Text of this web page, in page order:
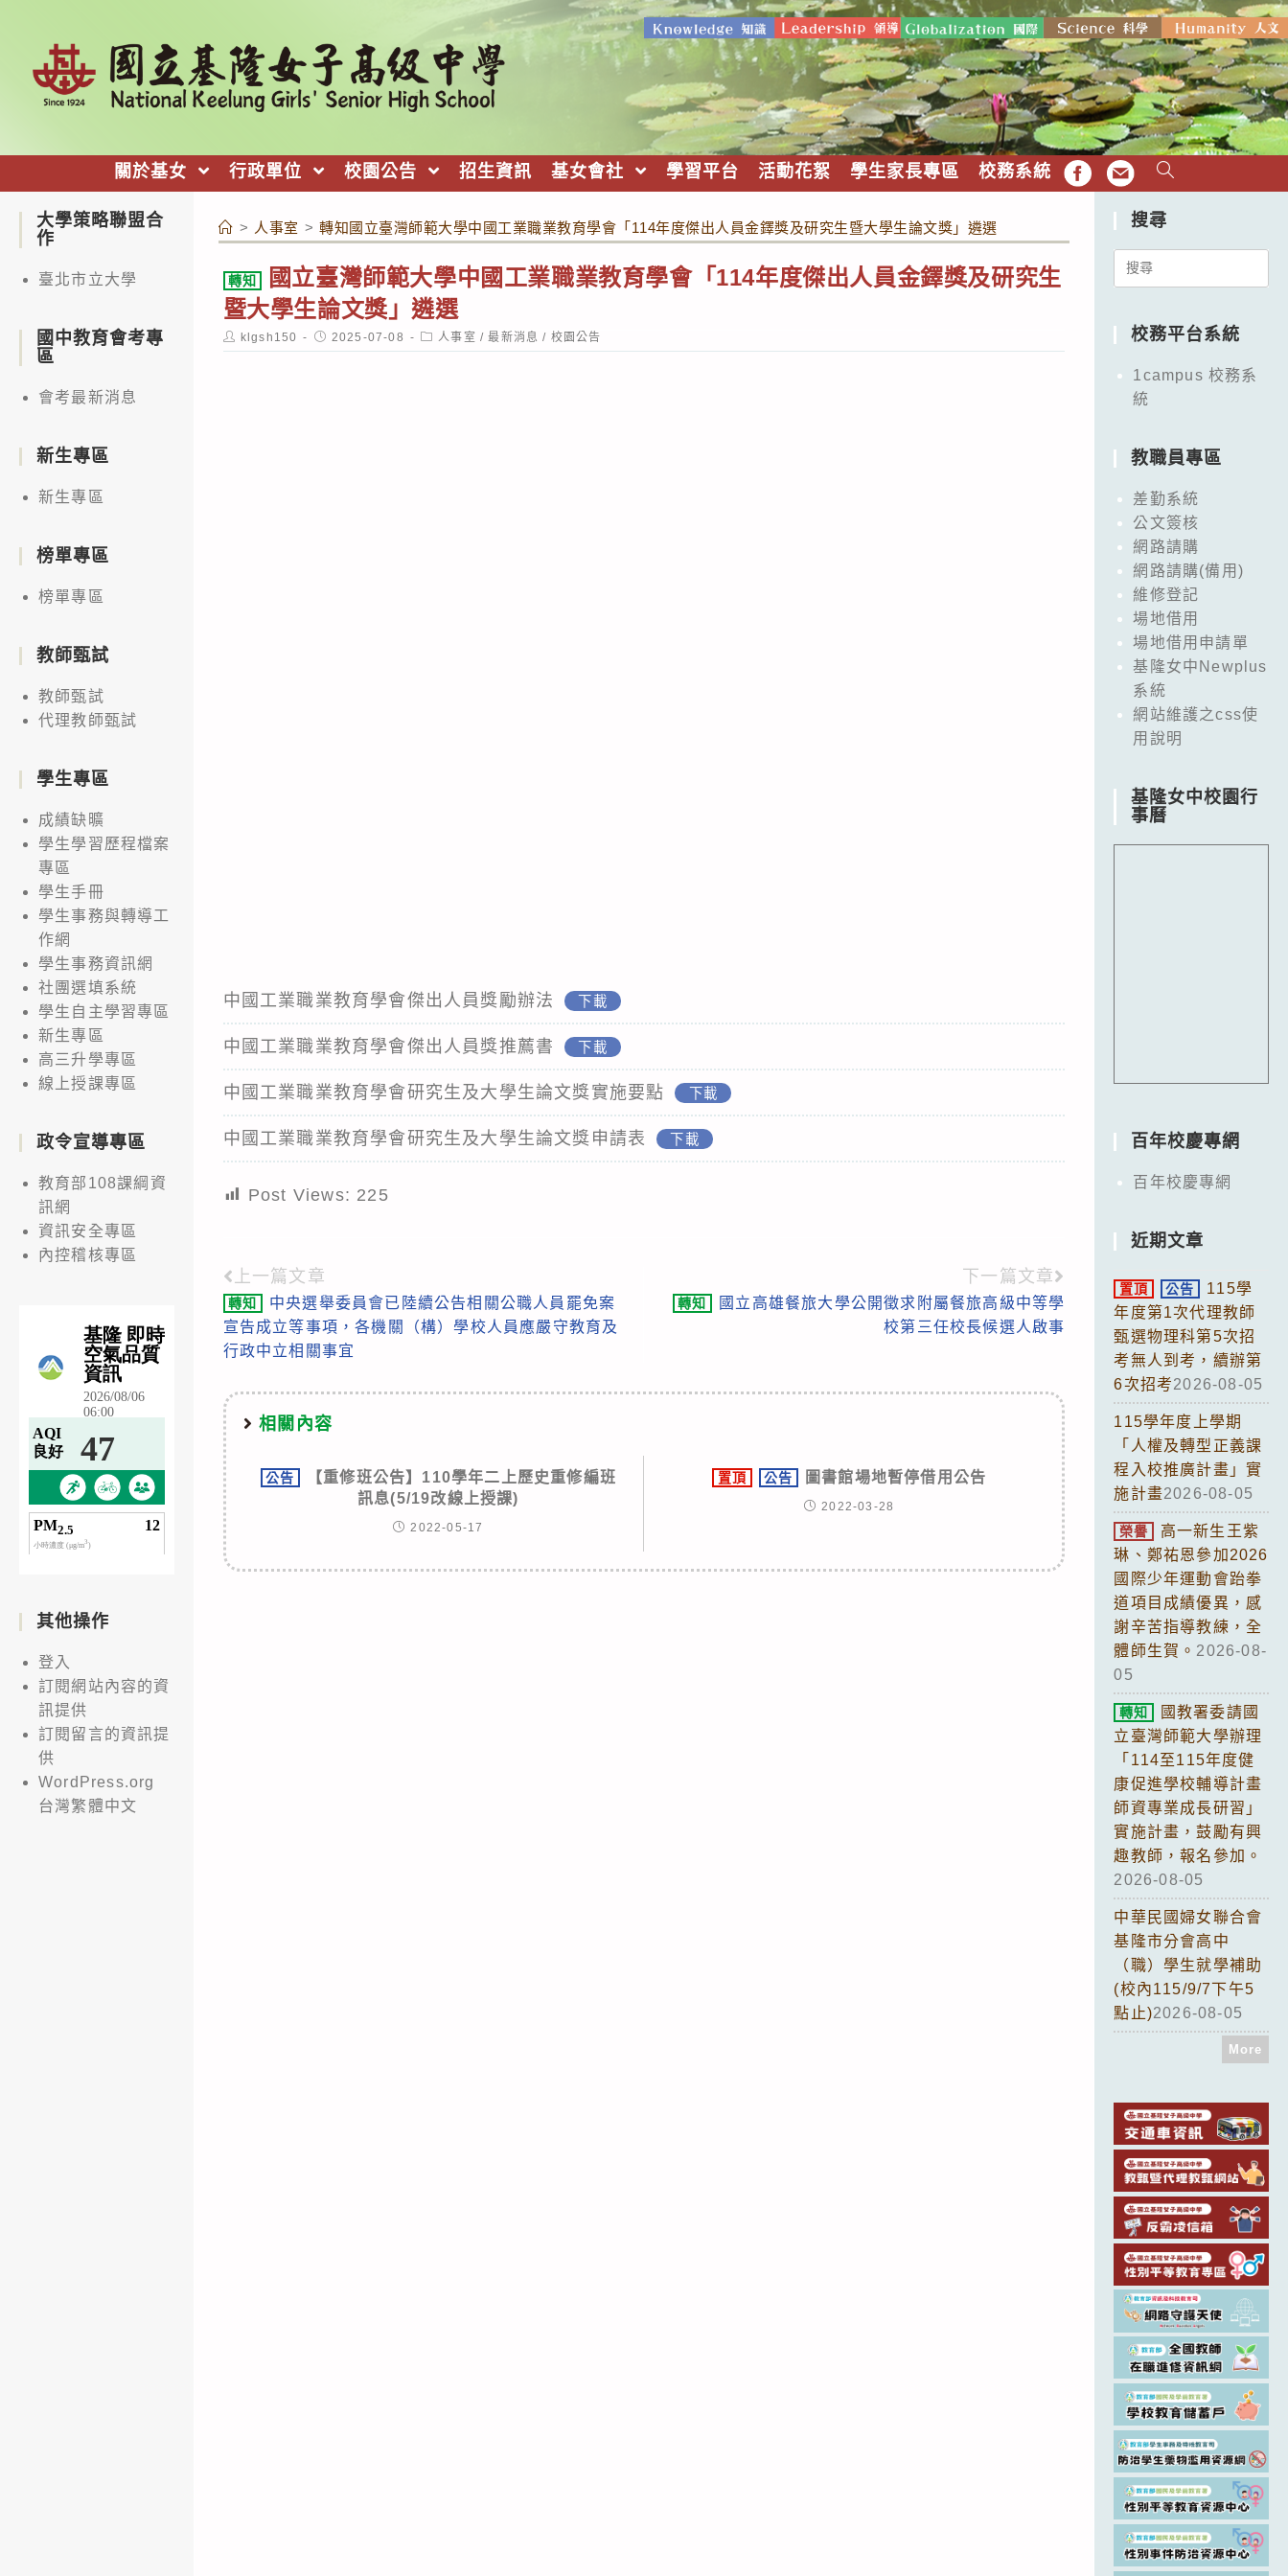
關於基女 行政單位 校園公告 招生資訊 基女會社 學習平台 活動花絮 學生家長專區 校務系統 FB EMAIL
> 人事室 > 轉知國立臺灣師範大學中國工業職業教育學會「114年度傑出人員金鐸獎及研究生暨大學生論文獎」遴選
轉知
國立臺灣師範大學中國工業職業教育學會「114年度傑出人員金鐸獎及研究生
暨大學生論文獎」遴選
Post
author:
klgsh150
Post
published:
2025-07-08
Post
category:
人事室 / 最新消息 / 校園公告
中國工業職業教育學會傑出人員獎勵辦法 下載
中國工業職業教育學會傑出人員獎推薦書 下載
中國工業職業教育學會研究生及大學生論文獎實施要點 下載
中國工業職業教育學會研究生及大學生論文獎申請表 下載
Post Views: 225
Read
more
articles
上一篇文章
轉知
中央選舉委員會已陸續公告相關公職人員罷免案
宣告成立等事項，各機關（構）學校人員應嚴守教育及
行政中立相關事宜
下一篇文章
轉知
國立高雄餐旅大學公開徵求附屬餐旅高級中等學
校第三任校長候選人啟事
相關內容
公告
【重修班公告】110學年二上歷史重修編班
訊息(5/19改線上授課)
2022-05-17
置頂 公告 圖書館場地暫停借用公告
2022-03-28
大學策略聯盟合
作
臺北市立大學
國中教育會考專
區
會考最新消息
新生專區
新生專區
榜單專區
榜單專區
教師甄試
教師甄試
代理教師甄試
學生專區
成績缺曠
學生學習歷程檔案
專區
學生手冊
學生事務與轉導工
作網
學生事務資訊網
社團選填系統
學生自主學習專區
新生專區
高三升學專區
線上授課專區
政令宣導專區
教育部108課綱資
訊網
資訊安全專區
內控稽核專區
其他操作
登入
訂閱網站內容的資
訊提供
訂閱留言的資訊提
供
WordPress.org
台灣繁體中文
搜尋
Search
校務平台系統
1campus 校務系
統
教職員專區
差勤系統
公文簽核
網路請購
網路請購(備用)
維修登記
場地借用
場地借用申請單
基隆女中Newplus
系統
網站維護之css使
用說明
基隆女中校園行
事曆
百年校慶專網
百年校慶專網
近期文章
置頂 公告
115學
年度第1次代理教師
甄選物理科第5次招
考無人到考，續辦第
6次招考2026-08-05
115學年度上學期
「人權及轉型正義課
程入校推廣計畫」實
施計畫2026-08-05
榮譽
高一新生王紫
琳、鄭祐恩參加2026
國際少年運動會跆拳
道項目成績優異，感
謝辛苦指導教練，全
體師生賀。 2026-08-
05
轉知
國教署委請國
立臺灣師範大學辦理
「114至115年度健
康促進學校輔導計畫
師資專業成長研習」
實施計畫，鼓勵有興
趣教師，報名參加。
2026-08-05
中華民國婦女聯合會
基隆市分會高中
（職）學生就學補助
(校內115/9/7下午5
點止)2026-08-05
More